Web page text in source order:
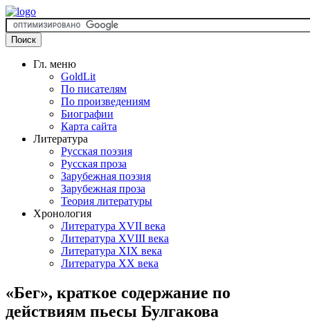
Гл. меню
GoldLit
По писателям
По произведениям
Биографии
Карта сайта
Литература
Русская поэзия
Русская проза
Зарубежная поэзия
Зарубежная проза
Теория литературы
Хронология
Литература XVII века
Литература XVIII века
Литература XIX века
Литература XX века
«Бег», краткое содержание по
действиям пьесы Булгакова